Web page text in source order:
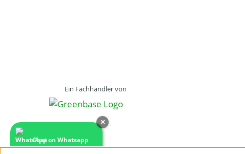
Chat on Whatsapp
×
Ein Fachhändler von